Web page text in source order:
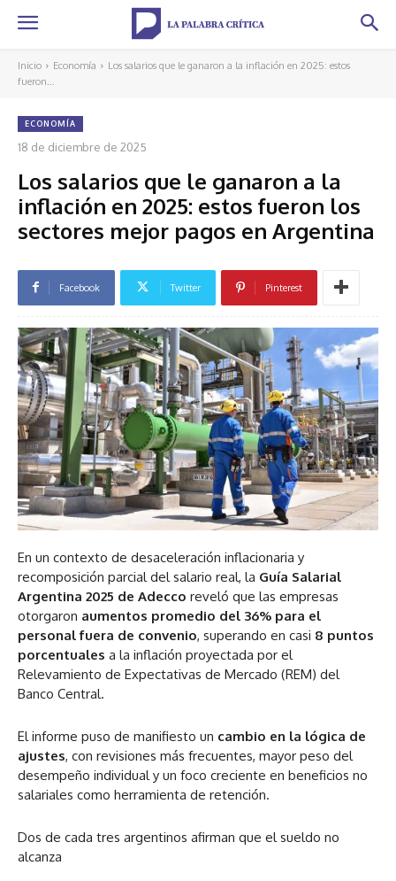
Inicio Economía
Los salarios que le ganaron a la inflación en 2025: estos
fueron...
ECONOMÍA
18 de diciembre de 2025
Los salarios que le ganaron a la
inflación en 2025: estos fueron los
sectores mejor pagos en Argentina
Facebook Twitter Pinterest
En un contexto de desaceleración inflacionaria y
recomposición parcial del salario real, la Guía Salarial
Argentina 2025 de Adecco reveló que las empresas
otorgaron aumentos promedio del 36% para el
personal fuera de convenio, superando en casi 8 puntos
porcentuales a la inflación proyectada por el
Relevamiento de Expectativas de Mercado (REM) del
Banco Central.
El informe puso de manifiesto un cambio en la lógica de
ajustes, con revisiones más frecuentes, mayor peso del
desempeño individual y un foco creciente en beneficios no
salariales como herramienta de retención.
Dos de cada tres argentinos afirman que el sueldo no
alcanza